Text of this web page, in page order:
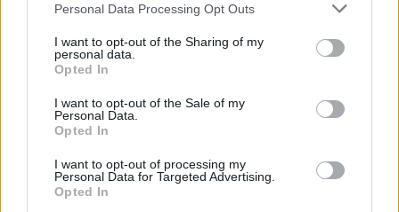
This information may also be disclosed by us to third parties
disclose it to other third parties.
Please note that this website/app uses one or more Google
services and may gather and store information including but
not limited to your visit or usage behaviour. You may click to
grant or deny consent to Google and its third-party tags to
consent section.
Personal Data Processing Opt Outs
I want to opt-out of the Sharing of my
personal data.
Opted In
I want to opt-out of the Sale of my
Personal Data.
Opted In
I want to opt-out of processing my
Personal Data for Targeted Advertising.
Opted In
Una località di montagna vuole attirare
nomadi digitali con case e spazi di co-
working
“Vinted dei viaggi”: ora puoi acquistare
vacanze già prenotate risparmiando